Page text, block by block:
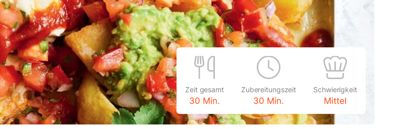
Zeit gesamt
30 Min.
Zubereitungszeit
30 Min.
Schwierigkeit
Mittel